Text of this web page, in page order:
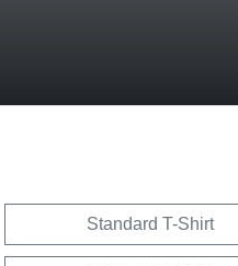
Standard T-Shirt